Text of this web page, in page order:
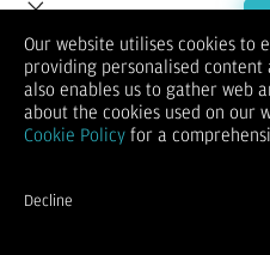
Persaingan AI semakin ketat
Grok, Gemini, ChatGPT, dan
perbandingan mendalam
Dengan perbandingan yang
membantu Anda
Welcome
Trade with a
Our website utilises cookies to
providing personalised
also enables us to gather web
about the cookies used on our
Cookie Policy for a
Decline